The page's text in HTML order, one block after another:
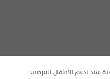
سند لدعم الأطفال المرضى